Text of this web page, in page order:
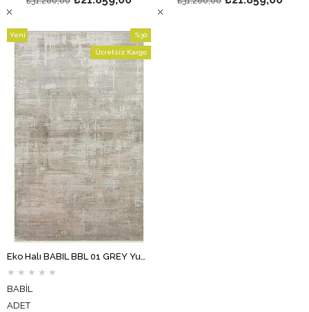
★ ★ ★ ★ ★
BABİL
ADET
%30
İndirim
%30İndirim
Ücretsiz Kargo
Yeni
Ürün